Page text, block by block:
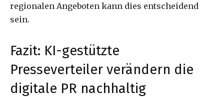
regionalen Angeboten kann dies entscheidend
sein.
Fazit: KI-gestützte
Presseverteiler verändern die
digitale PR nachhaltig